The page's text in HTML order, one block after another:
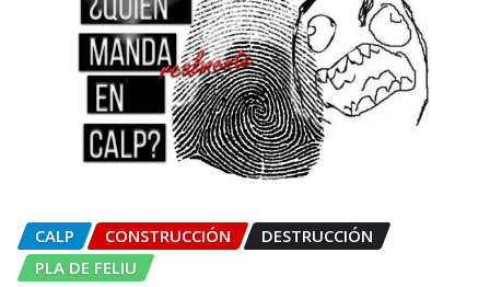
CALP CONSTRUCCIÓN
DESTRUCCIÓN
PLA DE FELIU